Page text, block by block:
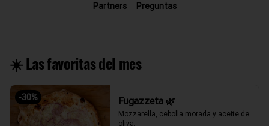
Partners
Preguntas
☀️ Las favoritas del mes
-30% Fugazzeta 🌿
Mozzarella, cebolla morada y aceite de
oliva.